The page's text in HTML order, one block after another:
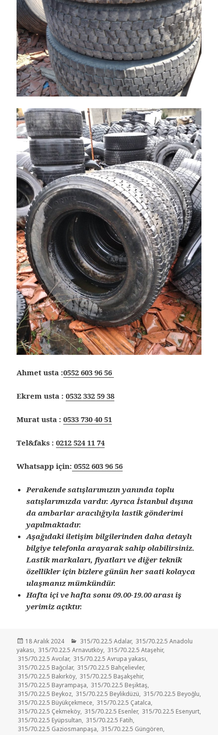
Ahmet usta :0552 603 96 56
Ekrem usta :0532 332 59 38
Murat usta :0533 730 40 51
Tel&faks :0212 524 11 74
Whatsapp için: 0552 603 96 56
Perakende satışlarımızın yanında toplu
satışlarımızda vardır. Ayrıca İstanbul dışına
da ambarlar aracılığıyla lastik gönderimi
yapılmaktadır.
Aşağıdaki iletişim bilgilerinden daha detaylı
bilgiye telefonla arayarak sahip olabilirsiniz.
Lastik markaları, fiyatları ve diğer teknik
özellikler için bizlere günün her saati kolayca
ulaşmanız mümkündür.
Hafta içi ve hafta sonu 09.00-19.00 arası iş
yerimiz açıktır.
Yayın
tarihi
18 Aralık 2024 Kategoriler
315/70.22.5 Adalar, 315/70.22.5 Anadolu
yakası, 315/70.22.5 Arnavutköy, 315/70.22.5 Ataşehir,
315/70.22.5 Avcılar, 315/70.22.5 Avrupa yakası,
315/70.22.5 Bağcılar, 315/70.22.5 Bahçelievler,
315/70.22.5 Bakırköy, 315/70.22.5 Başakşehir,
315/70.22.5 Bayrampaşa, 315/70.22.5 Beşiktaş,
315/70.22.5 Beykoz, 315/70.22.5 Beylikdüzü, 315/70.22.5 Beyoğlu,
315/70.22.5 Büyükçekmece, 315/70.22.5 Çatalca,
315/70.22.5 Çekmeköy, 315/70.22.5 Esenler, 315/70.22.5 Esenyurt,
315/70.22.5 Eyüpsultan, 315/70.22.5 Fatih,
315/70.22.5 Gaziosmanpaşa, 315/70.22.5 Güngören,